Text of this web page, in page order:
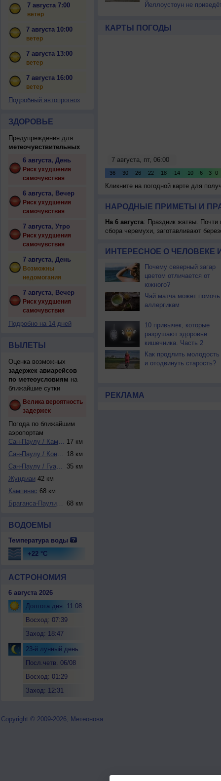
7 августа 7:00
ветер
7 августа 10:00
ветер
7 августа 13:00
ветер
7 августа 16:00
ветер
Подробный автопрогноз
ЗДОРОВЬЕ
Предупреждения для
метеочувствительных
6 августа, День
Риск ухудшения
самочувствия
6 августа, Вечер
Риск ухудшения
самочувствия
7 августа, Утро
Риск ухудшения
самочувствия
7 августа, День
Возможны
недомогания
7 августа, Вечер
Риск ухудшения
самочувствия
Подробно на 14 дней
ВЫЛЕТЫ
Оценка возможных
задержек авиарейсов
по метеоусловиям на
ближайшие сутки
Велика вероятность
задержек
Погода по ближайшим
аэропортам
Сан-Паулу / Кампу... 17 км
Сан-Паулу / Конго... 18 км
Сан-Паулу / Гуару...
35 км
Жундиаи 42 км
Кампинас 68 км
Браганса-Паулиста 68 км
ВОДОЕМЫ
Температура воды
+22 °C
АСТРОНОМИЯ
6 августа 2026
Долгота дня: 11:08
Восход: 07:39
Заход: 18:47
23-й лунный день
Посл.четв. 06/08
Восход: 01:29
Заход: 12:31
Йеллоустоун не
КАРТЫ ПОГОДЫ
Кликните на погодной карте для
НАРОДНЫЕ ПРИМЕТЫ И
На 6 августа: Праздник жатвы. Почти
сбора черемухи, заготавливают
ИНТЕРЕСНОЕ О ЧЕЛОВЕКЕ
Почему северный загар
цветом отличается от
южного?
Чай матча может помочь
аллергикам
10 привычек, которые
разрушают здоровье
кишечника. Часть 2
Как продлить молодость
и отодвинуть старость?
РЕКЛАМА
Copyright © 2009-2026, Метеонова